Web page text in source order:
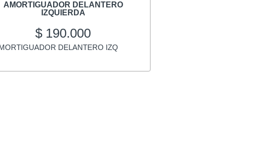
AMORTIGUADOR DELANTERO
IZQUIERDA
$ 190.000
DELANTERO IZQ